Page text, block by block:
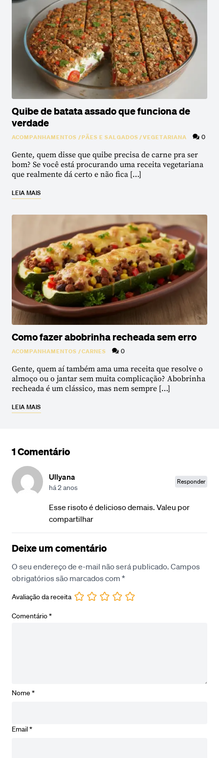
Quibe de batata assado que funciona de
verdade
ACOMPANHAMENTOS /PÃES E SALGADOS/VEGETARIANA 0
Gente, quem disse que quibe precisa de carne pra ser
bom? Se você está procurando uma receita vegetariana
que realmente dá certo e não fica […]
LEIA MAIS
Como fazer abobrinha recheada sem erro
ACOMPANHAMENTOS /CARNES 0
Gente, quem aí também ama uma receita que resolve o
almoço ou o jantar sem muita complicação? Abobrinha
recheada é um clássico, mas nem sempre […]
LEIA MAIS
1 Comentário
Ullyana
há 2 anos
Responder
Esse risoto é delicioso demais. Valeu por
compartilhar
Deixe um comentário
O seu endereço de e-mail não será publicado. Campos
obrigatórios são marcados com *
Avaliação da receita
Comentário*
Nome *
Email*